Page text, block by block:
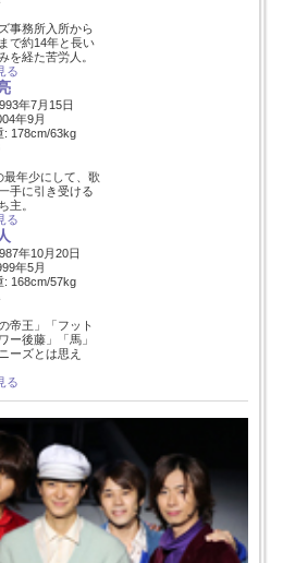
事務所入所から
で約14年と長い
を経た苦労人。
る
年7月15日
年9月
: 178cm/63kg
最年少にして、歌
手に引き受ける
主。
る
年10月20日
年5月
: 168cm/57kg
帝王」「フット
ー後藤」「馬」
ーズとは思え
る